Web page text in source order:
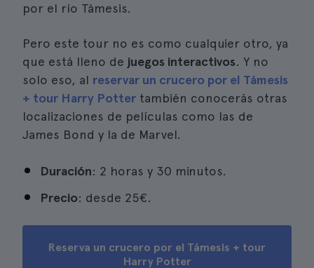
por el río Támesis.
Pero este tour no es como cualquier otro, ya
que está lleno de juegos interactivos. Y no
solo eso, al reservar un crucero por el Támesis
+ tour Harry Potter también conocerás otras
localizaciones de películas como las de
James Bond y la de Marvel.
Duración: 2 horas y 30 minutos.
Precio: desde 25€.
Reserva un crucero por el Támesis + tour
Harry Potter